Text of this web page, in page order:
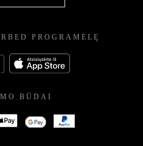
PROGRAMĖLĘ
BŪDAI